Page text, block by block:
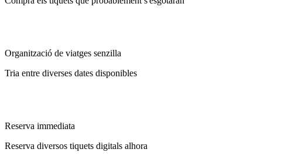
Organització de viatges senzilla
Tria entre diverses dates disponibles
Reserva immediata
Reserva diversos tiquets digitals alhora